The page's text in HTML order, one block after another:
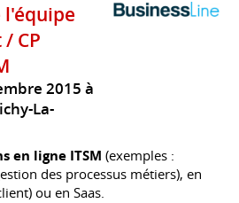
l'équipe
CP
2015 à
La-
en ligne ITSM (exemples :
des processus métiers), en
ou en Saas.